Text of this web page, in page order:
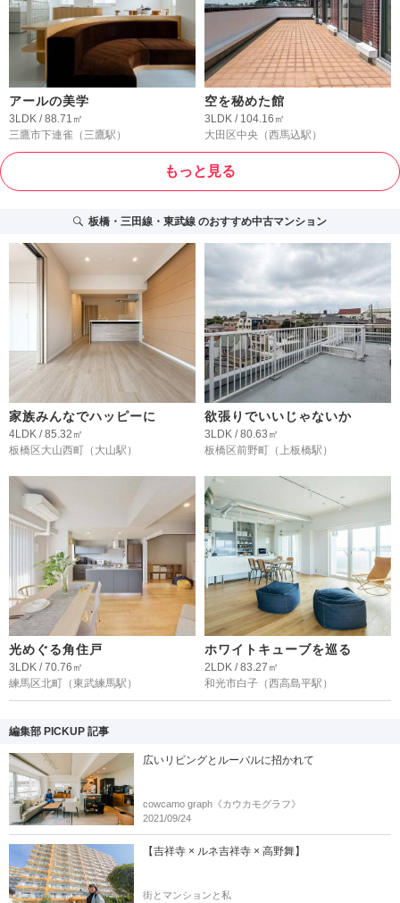
アールの美学
3LDK / 88.71㎡
三鷹市下連雀 （三鷹駅）
空を秘めた館
3LDK / 104.16㎡
大田区中央 （西馬込駅）
もっと見る
板橋・三田線・東武線のおすすめ中古マンション
家族みんなでハッピーに
4LDK / 85.32㎡
板橋区大山西町 （大山駅）
欲張りでいいじゃないか
3LDK / 80.63㎡
板橋区前野町 （上板橋駅）
光めぐる角住戸
3LDK / 70.76㎡
練馬区北町 （東武練馬駅）
ホワイトキューブを巡る
2LDK / 83.27㎡
和光市白子 （西高島平駅）
編集部 PICKUP 記事
広いリビングとルーバルに招かれて
cowcamo graph《カウカモグラフ》
2021/09/24
【吉祥寺 × ルネ吉祥寺 × 高野舞】
街とマンションと私